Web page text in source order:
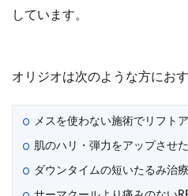
しています。
オリジオは次のような方におす
メスを使わない施術でリフト
肌のハリ・弾力をアップさせ
ダウンタイムの短いたるみ治